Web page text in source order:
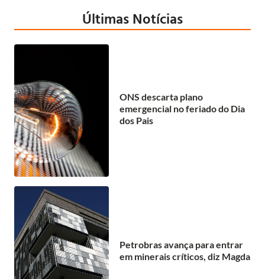
Últimas Notícias
ONS descarta plano
emergencial no feriado do Dia
dos Pais
Petrobras avança para entrar
em minerais críticos, diz Magda